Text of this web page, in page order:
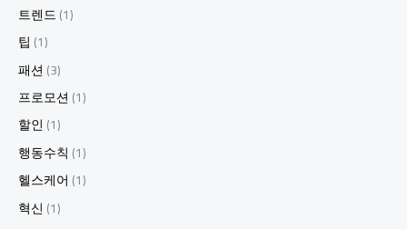
트렌드(1)
팁 (1)
패션(3)
프로모션(1)
할인(1)
행동수칙 (1)
헬스케어 (1)
혁신(1)